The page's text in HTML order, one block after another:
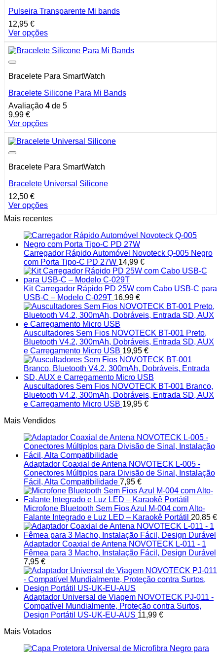
options
may
be
chosen
on
the
product
page
Pulseira Transparente Mi bands
12,95 €
Ver opções
This
product
has
variants.
options
may
be
chosen
on
the
product
page
Bracelete Para SmartWatch
Bracelete Silicone Para Mi Bands
Avaliação 4 de 5
9,99 €
Ver opções
This
product
has
variants.
options
may
be
chosen
on
product
page
Bracelete Para SmartWatch
Bracelete Universal Silicone
12,50 €
Ver opções
This
product
multiple
variants.
options
chosen
product
page
Mais recentes
Carregador Rápido Automóvel Novoteck Q-005 Negro
com Porta Tipo-C PD 27W 14,99 €
Kit Carregador Rápido PD 25W com Cabo USB-C para
USB-C – Modelo C-029T 16,99 €
Auscultadores Sem Fios NOVOTECK BT-001 Preto,
Bluetooth V4.2, 300mAh, Dobráveis, Entrada SD, AUX
e Carregamento Micro USB 19,95 €
Auscultadores Sem Fios NOVOTECK BT-001 Branco,
Bluetooth V4.2, 300mAh, Dobráveis, Entrada SD, AUX
e Carregamento Micro USB 19,95 €
Mais Vendidos
Adaptador Coaxial de Antena NOVOTECK L-005 -
Conectores Múltiplos para Divisão de Sinal, Instalação
Fácil, Alta Compatibilidade 7,95 €
Microfone Bluetooth Sem Fios Azul M-004 com Alto-
Falante Integrado e Luz LED – Karaokê Portátil 20,85 €
Adaptador Coaxial de Antena NOVOTECK L-011 - 1
Fêmea para 3 Macho, Instalação Fácil, Design Durável
7,95 €
Adaptador Universal de Viagem NOVOTECK PJ-011 -
Compatível Mundialmente, Proteção contra Surtos,
Design Portátil US-UK-EU-AUS 11,99 €
Mais Votados